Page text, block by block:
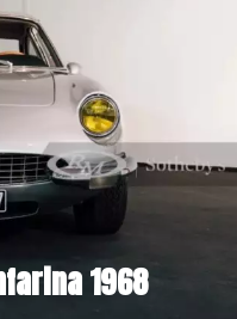
1968